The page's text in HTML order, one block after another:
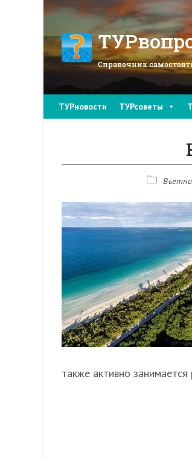
Справочник
ТУРновости ТУРсоветы
Рубрика
также активно